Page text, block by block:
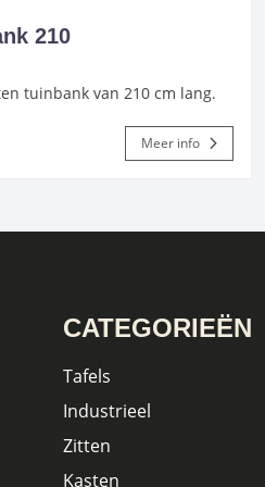
210
tuinbank van 210 cm lang.
Meer info
CATEGORIEËN
Tafels
Industrieel
Zitten
Kasten